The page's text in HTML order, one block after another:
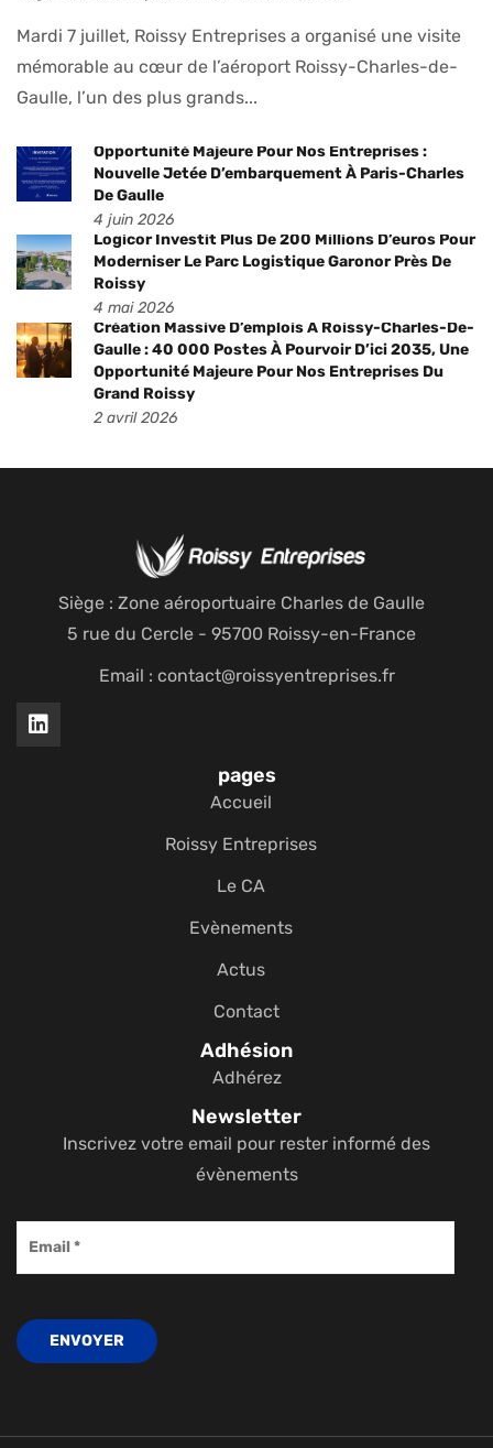
Mardi 7 juillet, Roissy Entreprises a organisé une visite
mémorable au cœur de l’aéroport Roissy-Charles-de-
Gaulle, l’un des plus grands...
Opportunité Majeure Pour Nos Entreprises :
Nouvelle Jetée D’embarquement À Paris-Charles
De Gaulle
4 juin 2026
Logicor Investit Plus De 200 Millions D’euros Pour
Moderniser Le Parc Logistique Garonor Près De
Roissy
4 mai 2026
Création Massive D’emplois À Roissy-Charles-De-
Gaulle : 40 000 Postes À Pourvoir D’ici 2035, Une
Opportunité Majeure Pour Nos Entreprises Du
Grand Roissy
2 avril 2026
Siège : Zone aéroportuaire Charles de Gaulle
5 rue du Cercle - 95700 Roissy-en-France
Email : contact@roissyentreprises.fr
pages
Accueil
Roissy Entreprises
Le CA
Evènements
Actus
Contact
Adhésion
Adhérez
Newsletter
Inscrivez votre email pour rester informé des
évènements